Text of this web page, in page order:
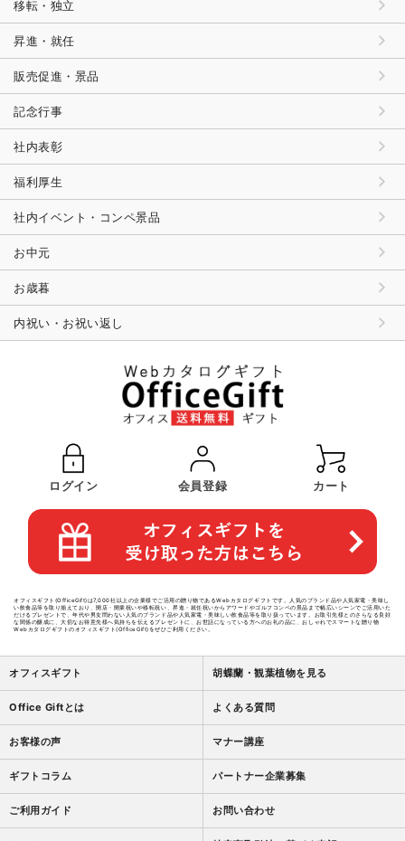
移転・独立
昇進・就任
販売促進・景品
記念行事
社内表彰
福利厚生
社内イベント・コンペ景品
お中元
お歳暮
内祝い・お祝い返し
ログイン 会員登録 カート
オフィスギフト(OfficeGift)は7,000社以上の企業様でご活用の贈り物であるWebカタログギフトです。人気のブランド品や人気家電・美味し
い飲食品等を取り揃えており、開店・開業祝いや移転祝い、昇進・就任祝いからアワードやゴルフコンペの景品まで幅広いシーンでご活用いた
だけるプレゼントで、年代や男女問わない人気のブランド品や人気家電・美味しい飲食品等を取り扱っています。お取引先様とのさらなる良好
な関係の醸成に、大切なお得意先様へ気持ちを伝えるプレゼントに、お世話になっている方へのお礼の品に、おしゃれでスマートな贈り物
Webカタログギフトのオフィスギフト(OfficeGift)をぜひご利用ください。
オフィスギフト 胡蝶蘭・観葉植物を見る
Office Giftとは よくある質問
お客様の声 マナー講座
ギフトコラム パートナー企業募集
ご利用ガイド お問い合わせ